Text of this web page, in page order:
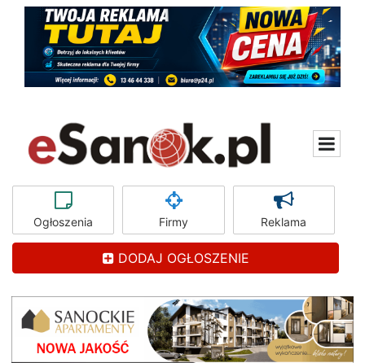
Ogłoszenia Firmy Reklama
DODAJ OGŁOSZENIE